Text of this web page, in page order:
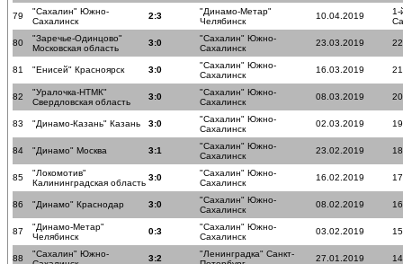
79
"Сахалин" Южно-
Сахалинск
2:3
"Динамо-Метар"
Челябинск
10.04.2019
1-
80
"Заречье-Одинцово"
Московская область
3:0
"Сахалин" Южно-
Сахалинск
23.03.2019
81 "Енисей" Красноярск 3:0
"Сахалин" Южно-
Сахалинск
16.03.2019
82
"Уралочка-НТМК"
Свердловская область
3:0
"Сахалин" Южно-
Сахалинск
08.03.2019
83 "Динамо-Казань" Казань 3:0
"Сахалин" Южно-
Сахалинск
02.03.2019
84 "Динамо" Москва 3:1
"Сахалин" Южно-
Сахалинск
23.02.2019
85
"Локомотив"
Калининградская область
3:0
"Сахалин" Южно-
Сахалинск
16.02.2019
86 "Динамо" Краснодар 3:0
"Сахалин" Южно-
Сахалинск
08.02.2019
87
"Динамо-Метар"
Челябинск
0:3
"Сахалин" Южно-
Сахалинск
03.02.2019
88
"Сахалин" Южно-
3:2
"Ленинградка" Санкт-
27.01.2019